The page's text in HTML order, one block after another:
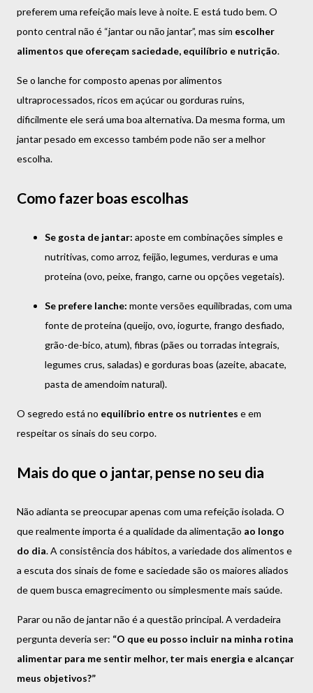
preferem uma refeição mais leve à noite. E está tudo bem. O
ponto central não é “jantar ou não jantar”, mas sim escolher
alimentos que ofereçam saciedade, equilíbrio e nutrição.
Se o lanche for composto apenas por alimentos
ultraprocessados, ricos em açúcar ou gorduras ruins,
dificilmente ele será uma boa alternativa. Da mesma forma, um
jantar pesado em excesso também pode não ser a melhor
escolha.
Como fazer boas escolhas
Se gosta de jantar: aposte em combinações simples e
nutritivas, como arroz, feijão, legumes, verduras e uma
proteína (ovo, peixe, frango, carne ou opções vegetais).
Se prefere lanche: monte versões equilibradas, com uma
fonte de proteína (queijo, ovo, iogurte, frango desfiado,
grão-de-bico, atum), fibras (pães ou torradas integrais,
legumes crus, saladas) e gorduras boas (azeite, abacate,
pasta de amendoim natural).
O segredo está no equilíbrio entre os nutrientes e em
respeitar os sinais do seu corpo.
Mais do que o jantar, pense no seu dia
Não adianta se preocupar apenas com uma refeição isolada. O
que realmente importa é a qualidade da alimentação ao longo
do dia. A consistência dos hábitos, a variedade dos alimentos e
a escuta dos sinais de fome e saciedade são os maiores aliados
de quem busca emagrecimento ou simplesmente mais saúde.
Parar ou não de jantar não é a questão principal. A verdadeira
pergunta deveria ser: “O que eu posso incluir na minha rotina
alimentar para me sentir melhor, ter mais energia e alcançar
meus objetivos?”